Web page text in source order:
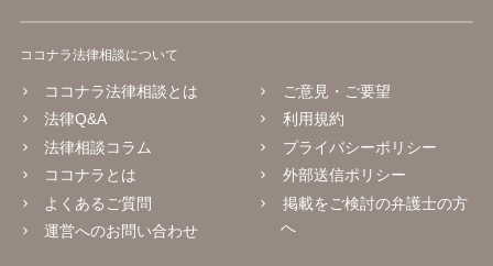
ココナラ法律相談について
ココナラ法律相談とは
法律Q&A
法律相談コラム
ココナラとは
よくあるご質問
運営へのお問い合わせ
ご意見・ご要望
利用規約
プライバシーポリシー
外部送信ポリシー
掲載をご検討の弁護士の方
へ